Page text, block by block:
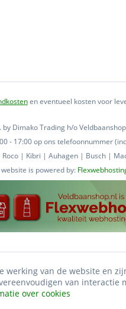
en eventueel kosten voor
Dimako Trading h/o
- 17:00 op ons telefoonnummer
| Kibri | Auhagen | Busch |
is powered by:
werking van de website en
van interactie
over cookies